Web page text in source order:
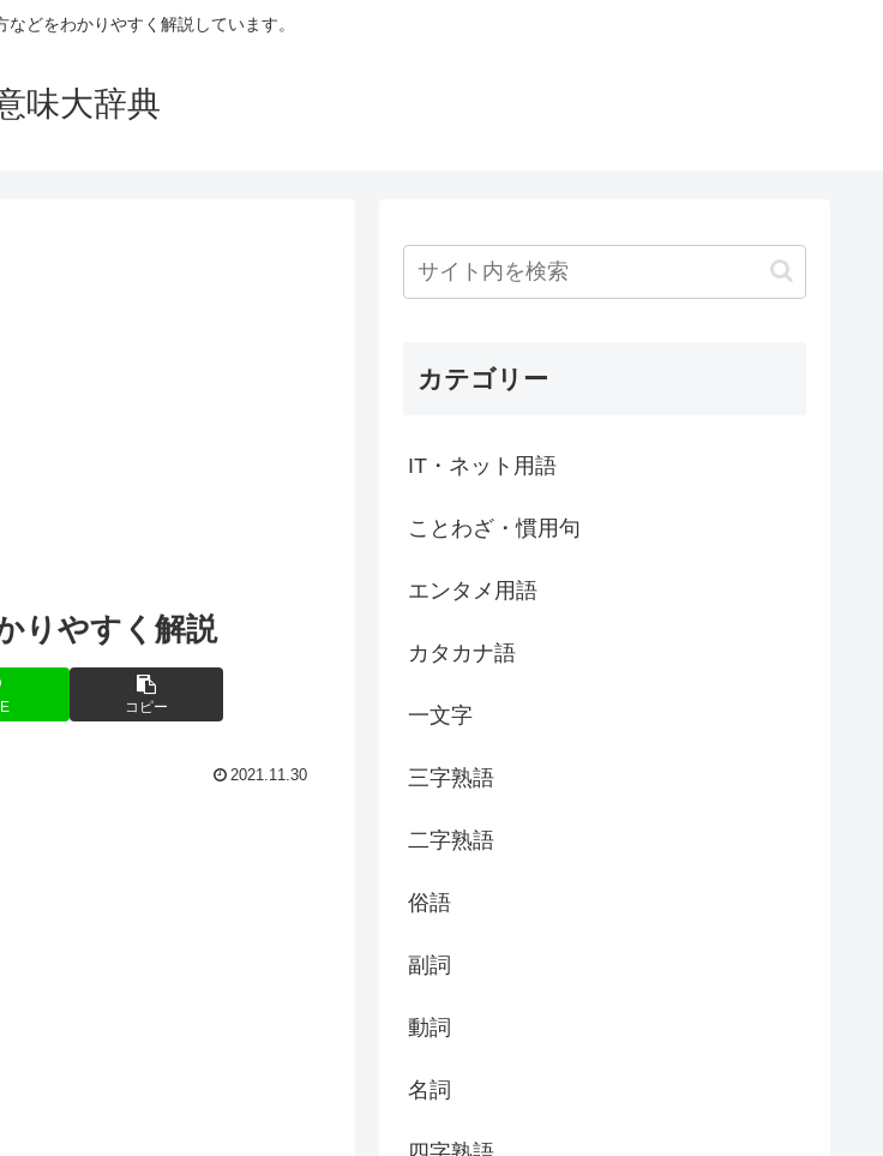
どをわかりやすく解説しています。
味大辞典
りやすく解説
コピー
2021.11.30
カテゴリー
IT・ネット用語
ことわざ・慣用句
エンタメ用語
カタカナ語
一文字
三字熟語
二字熟語
俗語
副詞
動詞
名詞